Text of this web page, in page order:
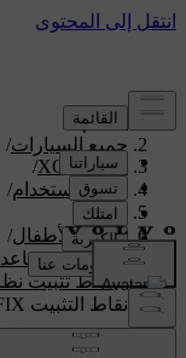
الدعم/
جميع السيارات/
XC60 2026
/
دليل الاستخدام/
الأمان
سلامة الأطفال/
نُظم تقييد
نقاط تثبيت
نقاط التثبيت ISOFIX
دعم مخصص حسب